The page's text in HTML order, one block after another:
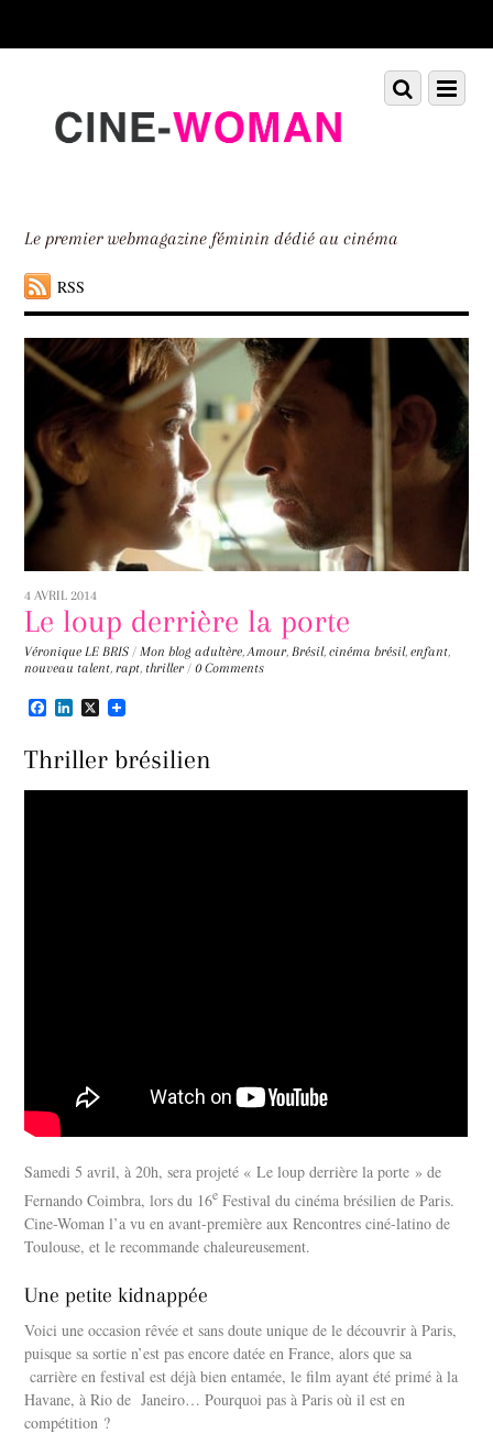
down
Le premier webmagazine féminin dédié au cinéma
RSS
Menu
Scroll
down
4 AVRIL 2014
Le loup derrière la porte
Véronique LE BRIS / Mon blog adultère,Amour, Brésil,cinéma brésil,enfant,
nouveau talent, rapt, thriller / 0 Comments
F
e
o
L
k
d
X
Thriller brésilien
Samedi 5 avril, à 20h, sera projeté « Le loup derrière la porte » de
Fernando Coimbra, lors du 16e Festival du cinéma brésilien de Paris.
Cine-Woman l’a vu en avant-première aux Rencontres ciné-latino de
Toulouse, et le recommande chaleureusement.
Une petite kidnappée
Voici une occasion rêvée et sans doute unique de le découvrir à Paris,
puisque sa sortie n’est pas encore datée en France, alors que sa
carrière en festival est déjà bien entamée, le film ayant été primé à la
Havane, à Rio de Janeiro… Pourquoi pas à Paris où il est en
compétition ?